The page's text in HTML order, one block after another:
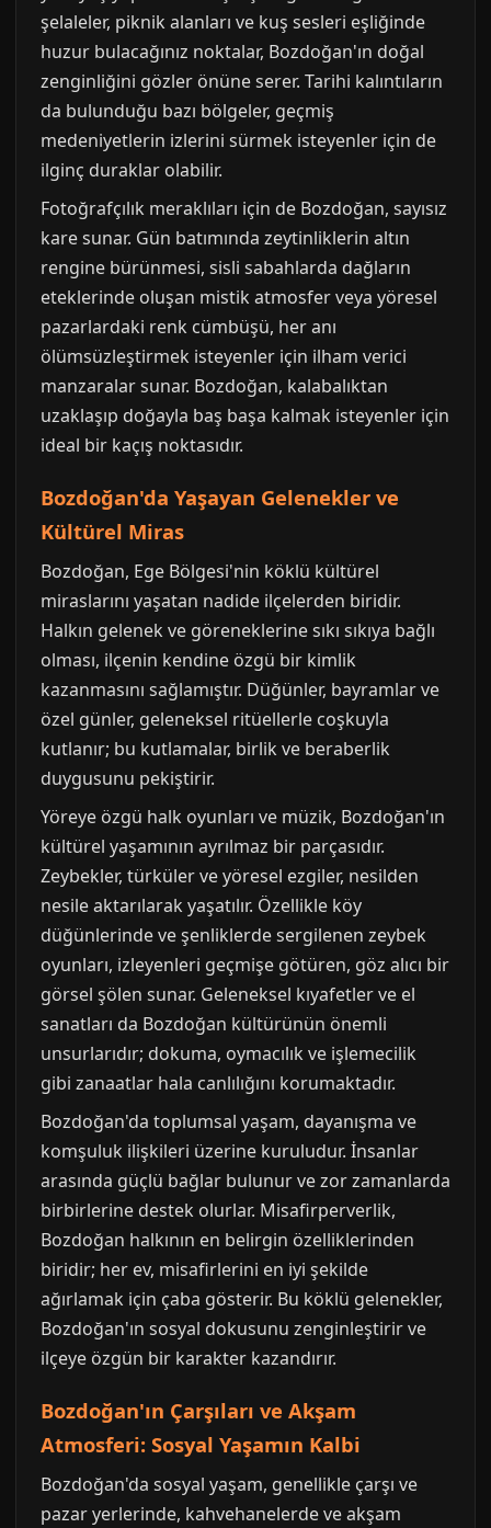
şelaleler, piknik alanları ve kuş sesleri eşliğinde
huzur bulacağınız noktalar, Bozdoğan'ın doğal
zenginliğini gözler önüne serer. Tarihi kalıntıların
da bulunduğu bazı bölgeler, geçmiş
medeniyetlerin izlerini sürmek isteyenler için de
ilginç duraklar olabilir.
Fotoğrafçılık meraklıları için de Bozdoğan, sayısız
kare sunar. Gün batımında zeytinliklerin altın
rengine bürünmesi, sisli sabahlarda dağların
eteklerinde oluşan mistik atmosfer veya yöresel
pazarlardaki renk cümbüşü, her anı
ölümsüzleştirmek isteyenler için ilham verici
manzaralar sunar. Bozdoğan, kalabalıktan
uzaklaşıp doğayla baş başa kalmak isteyenler için
ideal bir kaçış noktasıdır.
Bozdoğan'da Yaşayan Gelenekler ve
Kültürel Miras
Bozdoğan, Ege Bölgesi'nin köklü kültürel
miraslarını yaşatan nadide ilçelerden biridir.
Halkın gelenek ve göreneklerine sıkı sıkıya bağlı
olması, ilçenin kendine özgü bir kimlik
kazanmasını sağlamıştır. Düğünler, bayramlar ve
özel günler, geleneksel ritüellerle coşkuyla
kutlanır; bu kutlamalar, birlik ve beraberlik
duygusunu pekiştirir.
Yöreye özgü halk oyunları ve müzik, Bozdoğan'ın
kültürel yaşamının ayrılmaz bir parçasıdır.
Zeybekler, türküler ve yöresel ezgiler, nesilden
nesile aktarılarak yaşatılır. Özellikle köy
düğünlerinde ve şenliklerde sergilenen zeybek
oyunları, izleyenleri geçmişe götüren, göz alıcı bir
görsel şölen sunar. Geleneksel kıyafetler ve el
sanatları da Bozdoğan kültürünün önemli
unsurlarıdır; dokuma, oymacılık ve işlemecilik
gibi zanaatlar hala canlılığını korumaktadır.
Bozdoğan'da toplumsal yaşam, dayanışma ve
komşuluk ilişkileri üzerine kuruludur. İnsanlar
arasında güçlü bağlar bulunur ve zor zamanlarda
birbirlerine destek olurlar. Misafirperverlik,
Bozdoğan halkının en belirgin özelliklerinden
biridir; her ev, misafirlerini en iyi şekilde
ağırlamak için çaba gösterir. Bu köklü gelenekler,
Bozdoğan'ın sosyal dokusunu zenginleştirir ve
ilçeye özgün bir karakter kazandırır.
Bozdoğan'ın Çarşıları ve Akşam
Atmosferi: Sosyal Yaşamın Kalbi
Bozdoğan'da sosyal yaşam, genellikle çarşı ve
pazar yerlerinde, kahvehanelerde ve akşam